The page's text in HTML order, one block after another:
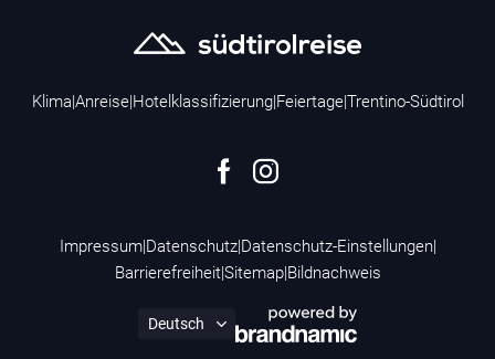
Klima|Anreise|Hotelklassifizierung|Feiertage|Trentino-Südtirol
Impressum|Datenschutz|Datenschutz-Einstellungen|
Barrierefreiheit|Sitemap|Bildnachweis